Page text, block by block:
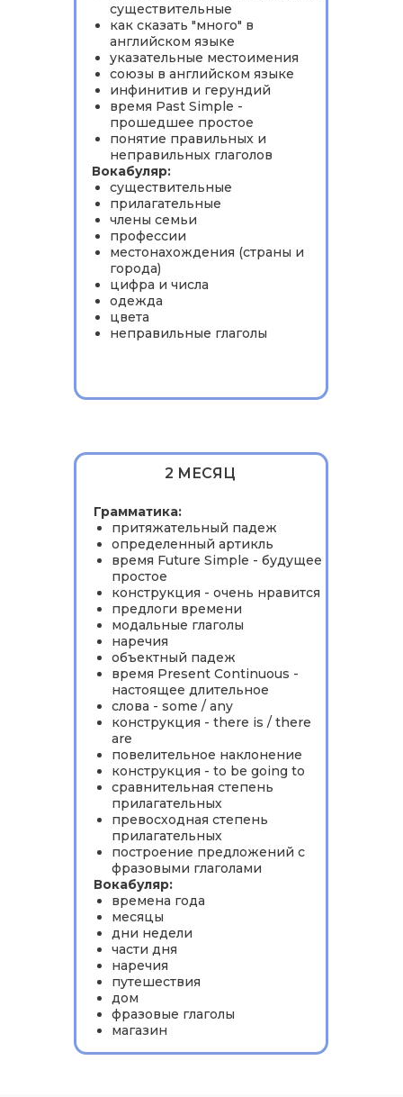
существительные
как сказать "много" в
английском языке
указательные местоимения
союзы в английском языке
инфинитив и герундий
время Past Simple -
прошедшее простое
понятие правильных и
неправильных глаголов
Вокабуляр:
существительные
прилагательные
члены семьи
профессии
местонахождения (страны и
города)
цифра и числа
одежда
цвета
неправильные глаголы
2 МЕСЯЦ
Грамматика:
притяжательный падеж
определенный артикль
время Future Simple - будущее
простое
конструкция - очень нравится
предлоги времени
модальные глаголы
наречия
объектный падеж
время Present Continuous -
настоящее длительное
слова - some / any
конструкция - there is / there
are
повелительное наклонение
конструкция - to be going to
сравнительная степень
прилагательных
превосходная степень
прилагательных
построение предложений с
фразовыми глаголами
Вокабуляр:
времена года
месяцы
дни недели
части дня
наречия
путешествия
дом
фразовые глаголы
магазин